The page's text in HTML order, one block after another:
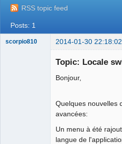
Site officiel
Wiki
BugTracker
Google_Search
RSS topic feed
Posts: 1
scorpio810 2014-01-30 22:18:02
Topic: Locale
Bonjour,
Quelques nouvelles
avancées:
Un menu à été
langue de